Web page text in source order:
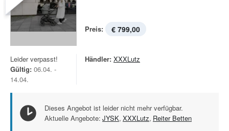
Preis: € 799,00
Leider verpasst!
Gültig: 06.04. -
14.04.
Händler: XXXLutz
Dieses Angebot ist leider nicht mehr verfügbar.
Aktuelle Angebote: JYSK, XXXLutz, Reiter Betten